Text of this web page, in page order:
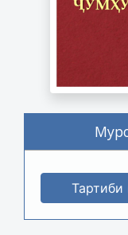
Тартиби